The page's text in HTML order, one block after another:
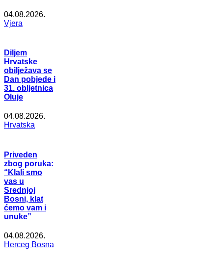
04.08.2026.
Vjera
Diljem
Hrvatske
obilježava se
Dan pobjede i
31. obljetnica
Oluje
04.08.2026.
Hrvatska
Priveden
zbog poruka:
“Klali smo
vas u
Srednjoj
Bosni, klat
ćemo vam i
unuke”
04.08.2026.
Herceg Bosna